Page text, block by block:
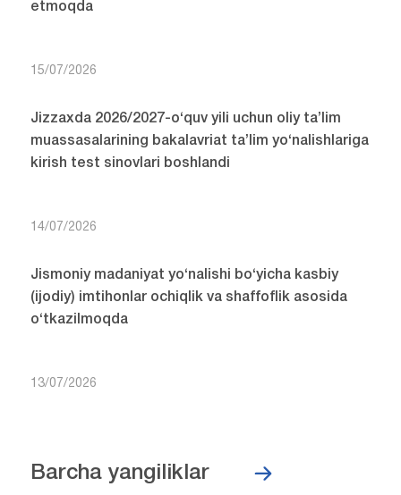
etmoqda
15/07/2026
Jizzaxda 2026/2027-o‘quv yili uchun oliy ta’lim
muassasalarining bakalavriat ta’lim yo‘nalishlariga
kirish test sinovlari boshlandi
14/07/2026
Jismoniy madaniyat yo‘nalishi bo‘yicha kasbiy
(ijodiy) imtihonlar ochiqlik va shaffoflik asosida
o‘tkazilmoqda
13/07/2026
Barcha yangiliklar